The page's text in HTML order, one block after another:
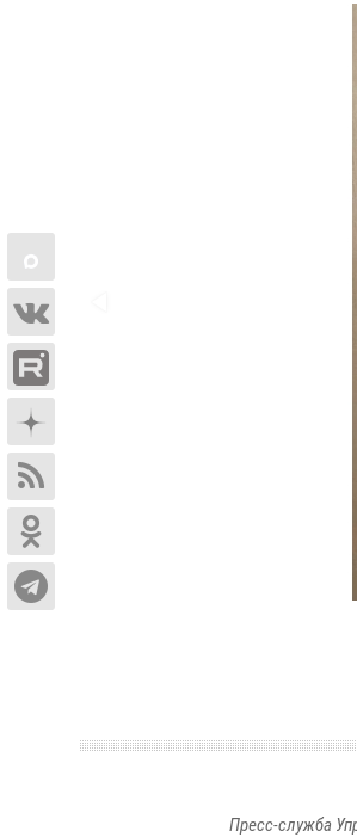
Пресс-служба